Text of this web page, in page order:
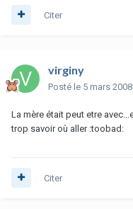
Citer
virginy
Posté le 5 mars 2008
La mère était peut etre
trop savoir où aller :toobad:
Citer